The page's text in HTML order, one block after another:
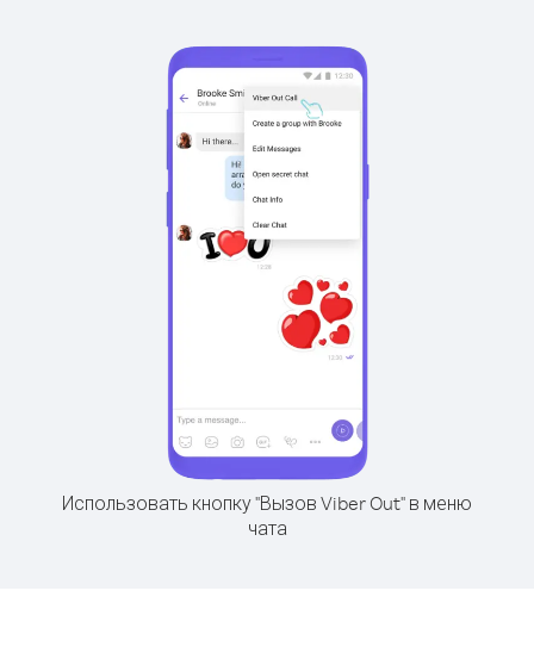
Использовать кнопку "Вызов Viber Out" в меню
чата